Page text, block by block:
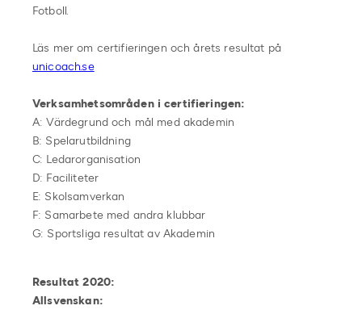
Fotboll.
Läs mer om certifieringen och årets resultat på
unicoach.se
Verksamhetsområden i certifieringen:
A: Värdegrund och mål med akademin
B: Spelarutbildning
C: Ledarorganisation
D: Faciliteter
E: Skolsamverkan
F: Samarbete med andra klubbar
G: Sportsliga resultat av Akademin
Resultat 2020:
Allsvenskan: